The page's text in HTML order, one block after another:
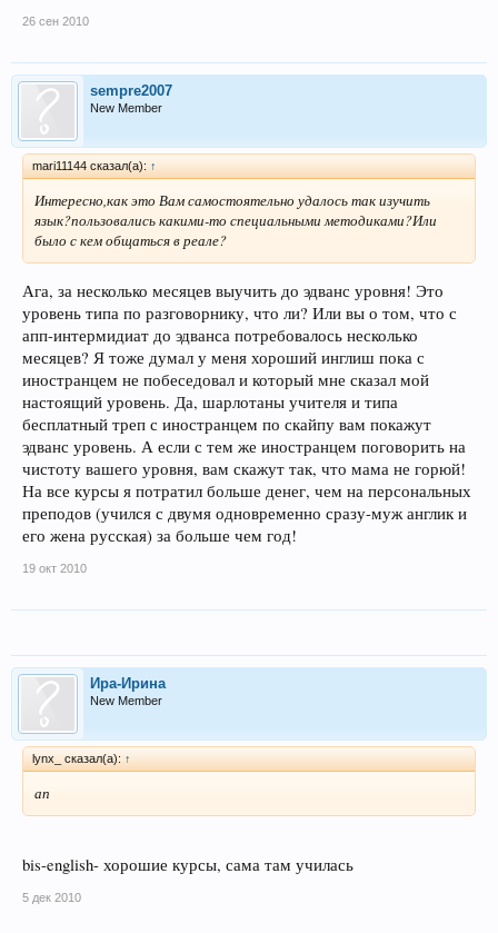
26 сен 2010
sempre2007
New Member
mari11144 сказал(а): ↑
Интересно,как это Вам самостоятельно удалось так изучить
язык?пользовались какими-то специальными методиками?Или
было с кем общаться в реале?
Ага, за несколько месяцев выучить до эдванс уровня! Это
уровень типа по разговорнику, что ли? Или вы о том, что с
апп-интермидиат до эдванса потребовалось несколько
месяцев? Я тоже думал у меня хороший инглиш пока с
иностранцем не побеседовал и который мне сказал мой
настоящий уровень. Да, шарлотаны учителя и типа
бесплатный треп с иностранцем по скайпу вам покажут
эдванс уровень. А если с тем же иностранцем поговорить на
чистоту вашего уровня, вам скажут так, что мама не горюй!
На все курсы я потратил больше денег, чем на персональных
преподов (учился с двумя одновременно сразу-муж англик и
его жена русская) за больше чем год!
19 окт 2010
Ира-Ирина
New Member
lynx_ сказал(а): ↑
ап
bis-english- хорошие курсы, сама там училась
5 дек 2010